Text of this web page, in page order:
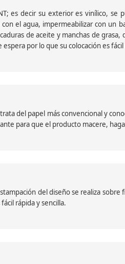
es decir su exterior es vinílico, se
el agua, impermeabilizar con un
de aceite y manchas de
por lo que su colocación es
del papel más convencional y
para que el producto macere,
del diseño se realiza sobre
rápida y sencilla.